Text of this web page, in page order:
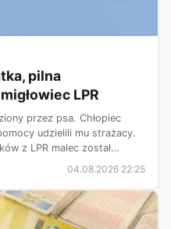
pilna
LPR
przez psa. Chłopiec
udzielili mu strażacy.
z LPR malec został
04.08.2026 22:25